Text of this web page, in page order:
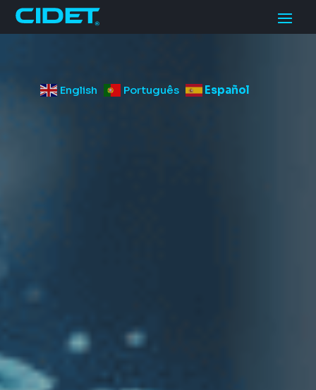
English Português Español